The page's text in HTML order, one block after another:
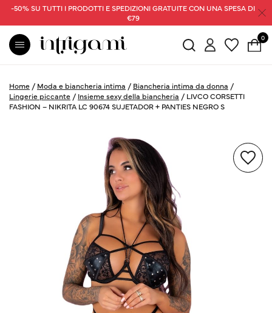
-50% SU TUTTI I PRODOTTI E SPEDIZIONI GRATUITE CON UNA SPESA DI
€79
0
Home / Moda e biancheria intima / Biancheria intima da donna /
Lingerie piccante / Insieme sexy della biancheria / LIVCO CORSETTI
FASHION – NIKRITA LC 90674 SUJETADOR + PANTIES NEGRO S